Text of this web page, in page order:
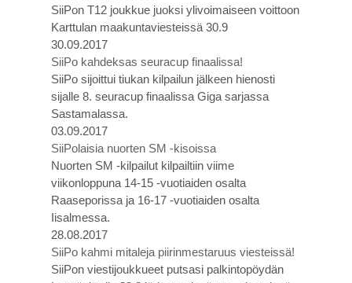
SiiPon T12 joukkue juoksi ylivoimaiseen voittoon
Karttulan maakuntaviesteissä 30.9
30.09.2017
SiiPo kahdeksas seuracup finaalissa!
SiiPo sijoittui tiukan kilpailun jälkeen hienosti
sijalle 8. seuracup finaalissa Giga sarjassa
Sastamalassa.
03.09.2017
SiiPolaisia nuorten SM -kisoissa
Nuorten SM -kilpailut kilpailtiin viime
viikonloppuna 14-15 -vuotiaiden osalta
Raaseporissa ja 16-17 -vuotiaiden osalta
Iisalmessa.
28.08.2017
SiiPo kahmi mitaleja piirinmestaruus viesteissä!
SiiPon viestijoukkueet putsasi palkintopöydän